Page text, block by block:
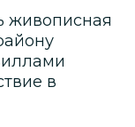
живописная
в